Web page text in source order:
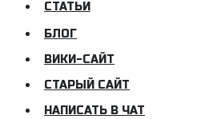
СТАТЬИ
БЛОГ
ВИКИ-САЙТ
СТАРЫЙ САЙТ
НАПИСАТЬ В ЧАТ